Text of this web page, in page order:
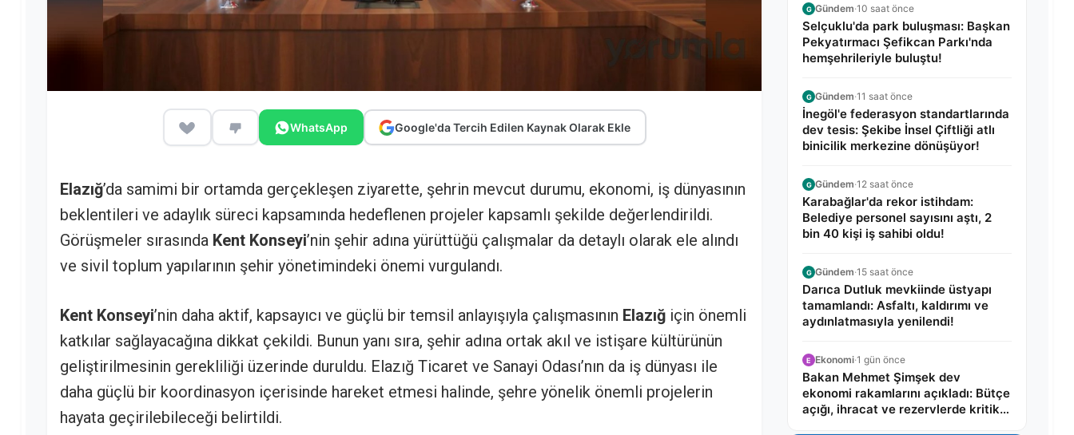
WhatsApp Google'da Tercih Edilen Kaynak Olarak Ekle
Elazığ’da samimi bir ortamda gerçekleşen ziyarette, şehrin mevcut durumu, ekonomi, iş dünyasının
beklentileri ve adaylık süreci kapsamında hedeflenen projeler kapsamlı şekilde değerlendirildi.
Görüşmeler sırasında Kent Konseyi’nin şehir adına yürüttüğü çalışmalar da detaylı olarak ele alındı
ve sivil toplum yapılarının şehir yönetimindeki önemi vurgulandı.
Kent Konseyi’nin daha aktif, kapsayıcı ve güçlü bir temsil anlayışıyla çalışmasının Elazığiçin önemli
katkılar sağlayacağına dikkat çekildi. Bunun yanı sıra, şehir adına ortak akıl ve istişare kültürünün
geliştirilmesinin gerekliliği üzerinde duruldu. Elazığ Ticaret ve Sanayi Odası’nın da iş dünyası ile
daha güçlü bir koordinasyon içerisinde hareket etmesi halinde, şehre yönelik önemli projelerin
hayata geçirilebileceği belirtildi.
G Gündem·10 saat önce
Selçuklu'da park buluşması: Başkan
Pekyatırmacı Şefikcan Parkı'nda
hemşehrileriyle buluştu!
G Gündem·11 saat önce
İnegöl'e federasyon standartlarında
dev tesis: Şekibe İnsel Çiftliği atlı
binicilik merkezine dönüşüyor!
G Gündem·12 saat önce
Karabağlar'da rekor istihdam:
Belediye personel sayısını aştı, 2
bin 40 kişi iş sahibi oldu!
G Gündem·15 saat önce
Darıca Dutluk mevkiinde üstyapı
tamamlandı: Asfaltı, kaldırımı ve
aydınlatmasıyla yenilendi!
E Ekonomi·1 gün önce
Bakan Mehmet Şimşek dev
ekonomi rakamlarını açıkladı: Bütçe
açığı, ihracat ve rezervlerde kritik